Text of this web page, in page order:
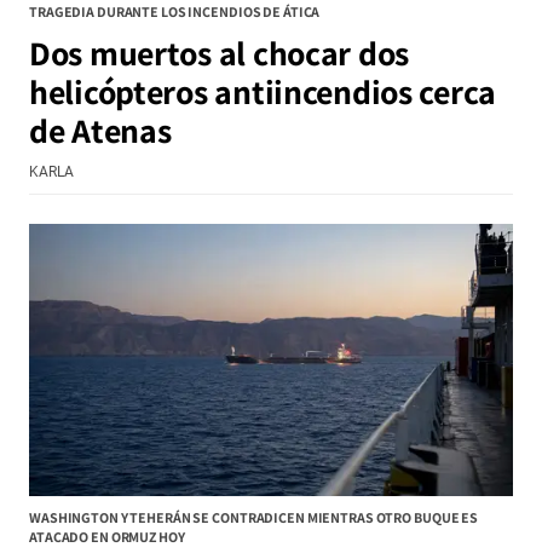
TRAGEDIA DURANTE LOS INCENDIOS DE ÁTICA
Dos muertos al chocar dos
helicópteros antiincendios cerca
de Atenas
KARLA
WASHINGTON Y TEHERÁN SE CONTRADICEN MIENTRAS OTRO BUQUE ES
ATACADO EN ORMUZ HOY